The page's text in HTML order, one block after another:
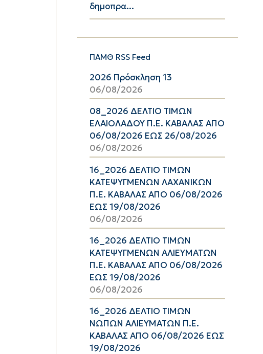
δημοπρα...
ΠΑΜΘ RSS Feed
2026 Πρόσκληση 13
06/08/2026
08_2026 ΔΕΛΤΙΟ ΤΙΜΩΝ
ΕΛΑΙΟΛΑΔΟΥ Π.Ε. ΚΑΒΑΛΑΣ ΑΠΟ
06/08/2026 ΕΩΣ 26/08/2026
06/08/2026
16_2026 ΔΕΛΤΙΟ ΤΙΜΩΝ
ΚΑΤΕΨΥΓΜΕΝΩΝ ΛΑΧΑΝΙΚΩΝ
Π.Ε. ΚΑΒΑΛΑΣ ΑΠΟ 06/08/2026
ΕΩΣ 19/08/2026
06/08/2026
16_2026 ΔΕΛΤΙΟ ΤΙΜΩΝ
ΚΑΤΕΨΥΓΜΕΝΩΝ ΑΛΙΕΥΜΑΤΩΝ
Π.Ε. ΚΑΒΑΛΑΣ ΑΠΟ 06/08/2026
ΕΩΣ 19/08/2026
06/08/2026
16_2026 ΔΕΛΤΙΟ ΤΙΜΩΝ
ΝΩΠΩΝ ΑΛΙΕΥΜΑΤΩΝ Π.Ε.
ΚΑΒΑΛΑΣ ΑΠΟ 06/08/2026 ΕΩΣ
19/08/2026